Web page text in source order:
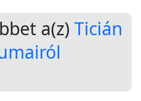
a(z) Ticián